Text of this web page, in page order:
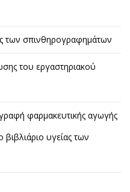
των σπινθηρογραφημάτων
του εργαστηριακού
φαρμακευτικής αγωγής
υγείας των